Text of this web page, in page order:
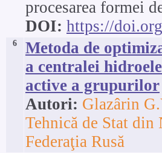
procesarea formei
DOI: https://
6
Metoda de
a centralei
active a grupurilor
Autori: Glazârin
Tehnică de Stat
Federaţia Rusă